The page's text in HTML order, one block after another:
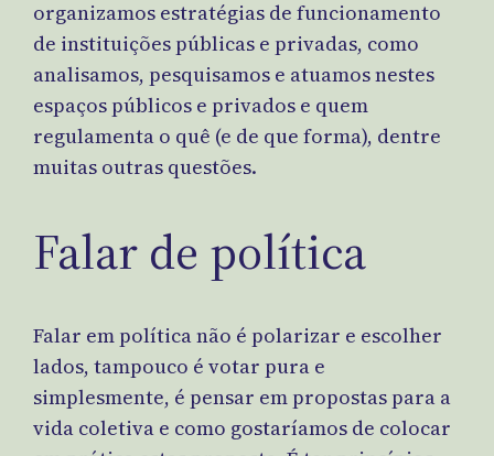
organizamos estratégias de funcionamento
de instituições públicas e privadas, como
analisamos, pesquisamos e atuamos nestes
espaços públicos e privados e quem
regulamenta o quê (e de que forma), dentre
muitas outras questões.
Falar de política
Falar em política não é polarizar e escolher
lados, tampouco é votar pura e
simplesmente, é pensar em propostas para a
vida coletiva e como gostaríamos de colocar